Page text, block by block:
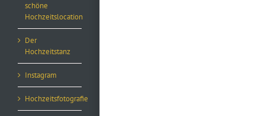
schöne
Hochzeitslocation
Der
Hochzeitstanz
Instagram
Hochzeitsfotografie